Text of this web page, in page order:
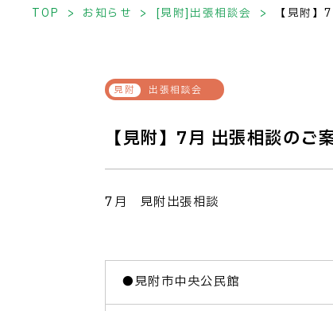
TOP お知らせ [見附]出張相談会 【見附】
出張相談会
【見附】7月 出張相談のご
7月 見附出張相談
●見附市中央公民館